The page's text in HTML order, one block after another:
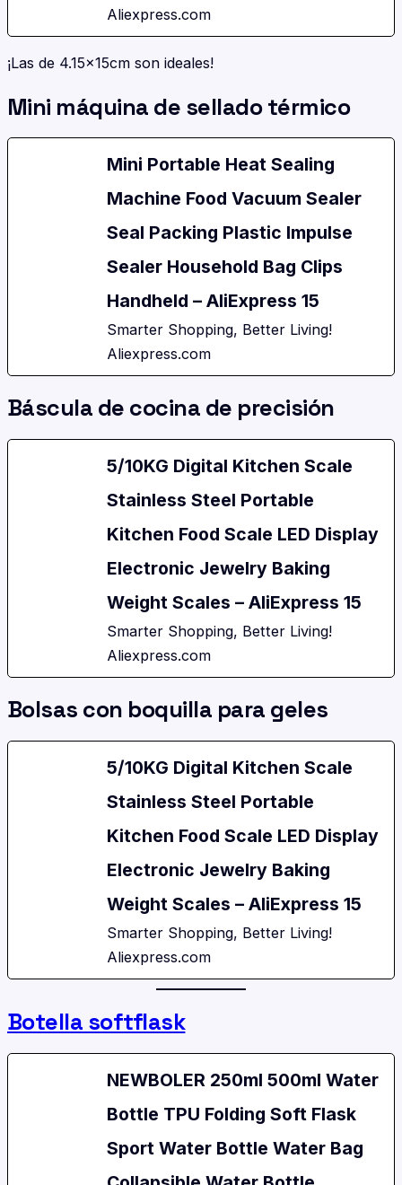
Aliexpress.com
¡Las de 4.15x15cm son ideales!
Mini máquina de sellado térmico
Mini Portable Heat Sealing
Machine Food Vacuum Sealer
Seal Packing Plastic Impulse
Sealer Household Bag Clips
Handheld – AliExpress 15
Smarter Shopping, Better Living!
Aliexpress.com
Báscula de cocina de precisión
5/10KG Digital Kitchen Scale
Stainless Steel Portable
Kitchen Food Scale LED Display
Electronic Jewelry Baking
Weight Scales – AliExpress 15
Smarter Shopping, Better Living!
Aliexpress.com
Bolsas con boquilla para geles
5/10KG Digital Kitchen Scale
Stainless Steel Portable
Kitchen Food Scale LED Display
Electronic Jewelry Baking
Weight Scales – AliExpress 15
Smarter Shopping, Better Living!
Aliexpress.com
Botella softflask
NEWBOLER 250ml 500ml Water
Bottle TPU Folding Soft Flask
Sport Water Bottle Water Bag